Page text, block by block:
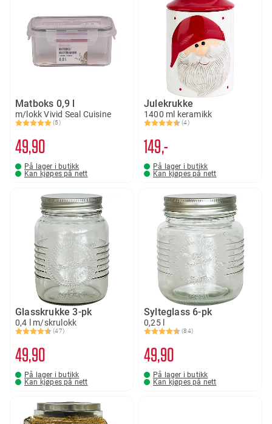
Matboks 0,9 l
m/lokk Vivid Seal Cuisine
Karakter:
(5)
5.0 av 5 mulige
49 90
På lager i butikk
Kan kjøpes på nett
Julekrukke
1400 ml keramikk
Karakter:
(4)
4.3 av 5 mulige
149,-
På lager i butikk
Kan kjøpes på nett
Glasskrukke 3-pk
0,4 l m/skrulokk
Karakter:
(47)
4.7 av 5 mulige
49 90
På lager i butikk
Kan kjøpes på nett
Sylteglass 6-pk
0,25 l
Karakter:
(84)
4.8 av 5 mulige
49 90
På lager i butikk
Kan kjøpes på nett